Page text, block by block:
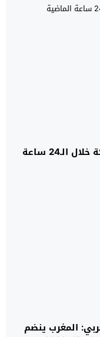
مقاييس الأمطار المسجلة بالمملكة خلال الـ24 ساعة
المغرب ينضم